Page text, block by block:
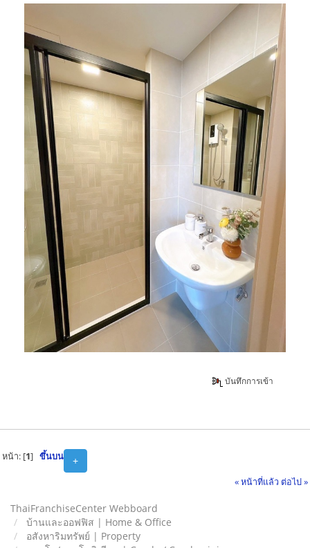
บันทึกการเข้า
+
หน้า: [1] ขึ้นบน
« หน้าที่แล้ว ต่อไป »
ThaiFranchiseCenter Webboard
บ้านและออฟฟิส | Home & Office
อสังหาริมทรัพย์ | Property